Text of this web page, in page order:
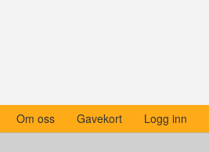
Om oss Gavekort Logg inn